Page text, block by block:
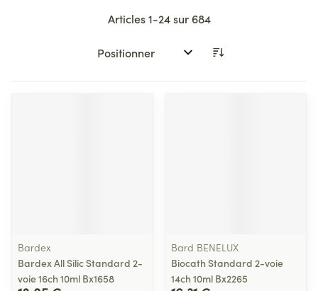
Articles1-24sur 684
Trier par:
Bardex
Bardex All Silic Standard 2-
voie 16ch 10ml Bx1658
Bard BENELUX
Biocath Standard 2-voie
14ch 10ml Bx2265